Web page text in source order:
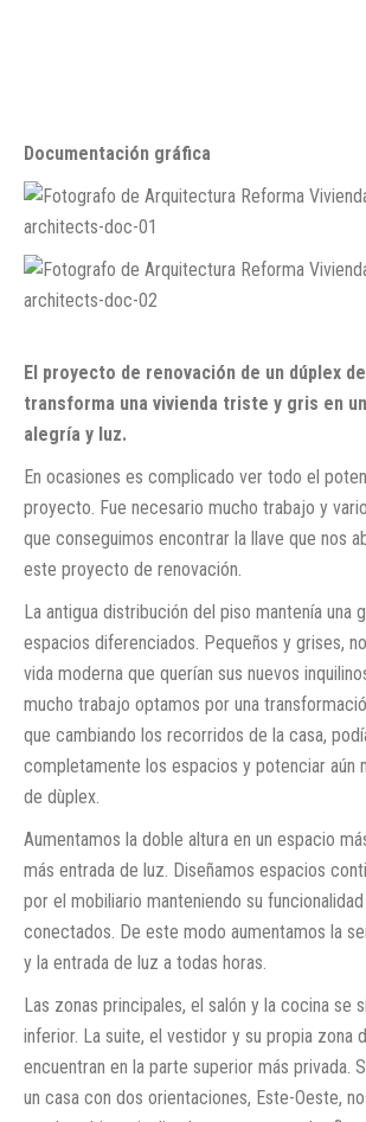
Documentación gráfica
El proyecto de renovación de un dúplex
transforma una vivienda triste y gris en
alegría y luz.
En ocasiones es complicado ver todo el
proyecto. Fue necesario mucho trabajo y
que conseguimos encontrar la llave que nos
este proyecto de renovación.
La antigua distribución del piso mantenía una
espacios diferenciados. Pequeños y grises,
vida moderna que querían sus nuevos
mucho trabajo optamos por una
que cambiando los recorridos de la casa,
completamente los espacios y potenciar aún
de dùplex.
Aumentamos la doble altura en un espacio
más entrada de luz. Diseñamos espacios
por el mobiliario manteniendo su
conectados. De este modo aumentamos la
y la entrada de luz a todas horas.
Las zonas principales, el salón y la cocina se
inferior. La suite, el vestidor y su propia zona
encuentran en la parte superior más privada.
un casa con dos orientaciones, Este-Oeste,